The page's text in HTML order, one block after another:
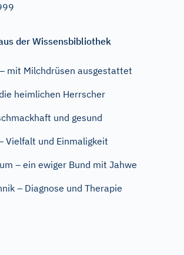
der Wissensbibliothek
mit Milchdrüsen ausgestattet
heimlichen Herrscher
und gesund
Vielfalt und Einmaligkeit
– ein ewiger Bund mit Jahwe
– Diagnose und Therapie